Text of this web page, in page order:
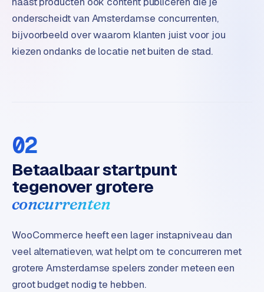
onderscheidt van Amsterdamse concurrenten,
bijvoorbeeld over waarom klanten juist voor jou
kiezen ondanks de locatie net buiten de stad.
02
Betaalbaar startpunt
tegenover grotere
concurrenten
WooCommerce heeft een lager instapniveau dan
veel alternatieven, wat helpt om te concurreren met
grotere Amsterdamse spelers zonder meteen een
groot budget nodig te hebben.